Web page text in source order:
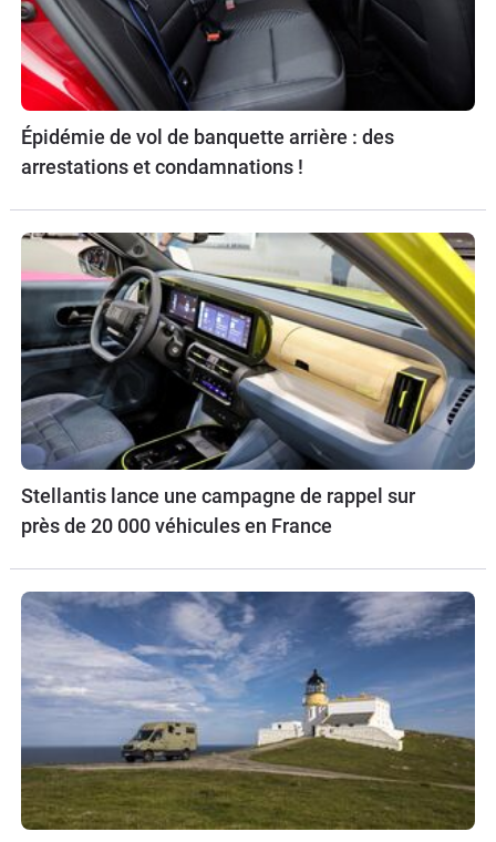
Épidémie de vol de banquette arrière : des
arrestations et condamnations !
Stellantis lance une campagne de rappel sur
près de 20 000 véhicules en France